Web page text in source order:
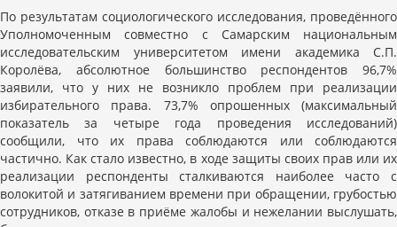
По результатам социологического исследования, проведённого
Уполномоченным совместно с Самарским национальным
исследовательским университетом имени академика С.П.
Королёва, абсолютное большинство респондентов 96,7%
заявили, что у них не возникло проблем при реализации
избирательного права. 73,7% опрошенных (максимальный
показатель за четыре года проведения исследований)
сообщили, что их права соблюдаются или соблюдаются
частично. Как стало известно, в ходе защиты своих прав или их
реализации респонденты сталкиваются наиболее часто с
волокитой и затягиванием времени при обращении, грубостью
сотрудников, отказе в приёме жалобы и нежелании выслушать,